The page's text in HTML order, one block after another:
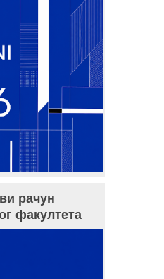
рачун
факултета